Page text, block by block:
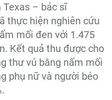
Texas – bác sĩ
thực hiện nghiên cứu
mối đen với 1.475
Kết quả thu được cho
thư vú bằng nấm mối
phụ nữ và người béo